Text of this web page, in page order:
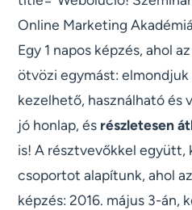
Online Marketing
Egy 1 napos képzés, ahol
ötvözi egymást:
kezelhető, használható és
jó honlap, és részletesen
is! A résztvevőkkel együtt,
csoportot alapítunk, ahol
képzés: 2016. május 3-án,